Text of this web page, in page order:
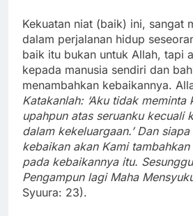
Kekuatan niat (baik) ini, sangat
dalam perjalanan hidup
baik itu bukan untuk Allah, tapi
kepada manusia sendiri dan
menambahkan kebaikannya.
Katakanlah: ‘Aku tidak meminta
upahpun atas seruanku kecuali
dalam kekeluargaan.’ Dan
kebaikan akan Kami
pada kebaikannya itu.
Pengampun lagi Maha
Syuura: 23).